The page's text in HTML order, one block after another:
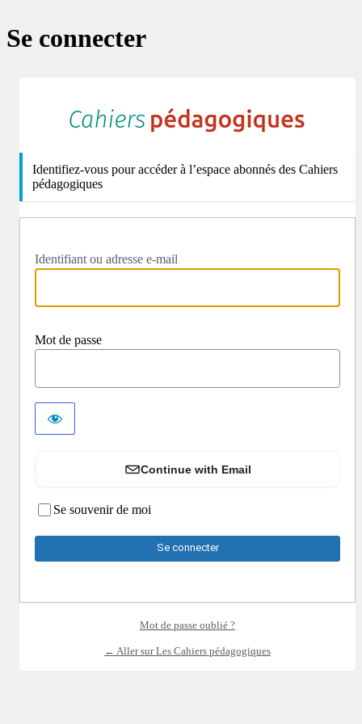
Se connecter
Identifiez-vous pour accéder à l’espace abonnés des Cahiers
pédagogiques
Identifiant ou adresse e-mail
Mot de passe
Continue with Email
Se souvenir de moi
Mot de passe oublié ?
← Aller sur Les Cahiers pédagogiques